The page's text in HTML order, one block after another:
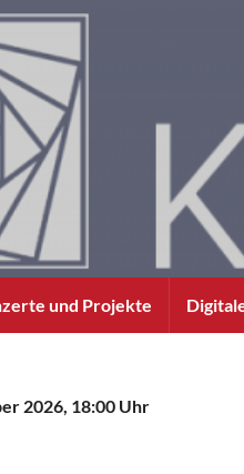
und Projekte
2026, 18:00 Uhr